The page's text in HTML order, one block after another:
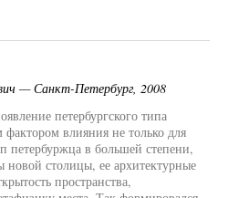
— Санкт-Петербург, 2008
петербургского типа
фактором влияния не только для
в большей степени,
столицы, ее архитектурные
пространства,